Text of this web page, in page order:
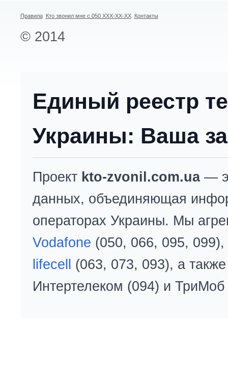
Правила Кто звонил мне с 050 XXX-XX-XX Контакты
© 2014
Единый реестр
Украины: Ваша
Проект kto-zvonil.com.ua—
данных, объединяющая
операторах Украины. Мы
Vodafone (050, 066, 095, 099),
lifecell
(063, 073, 093), а
Интертелеком (094) и ТриМоб